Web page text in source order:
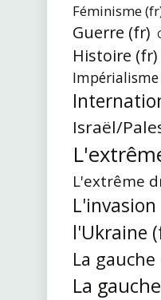
Féminisme
Guerre (fr)
Histoire (fr)
Impérialisme
Israël/
L'extrême
l'Ukraine
La
La